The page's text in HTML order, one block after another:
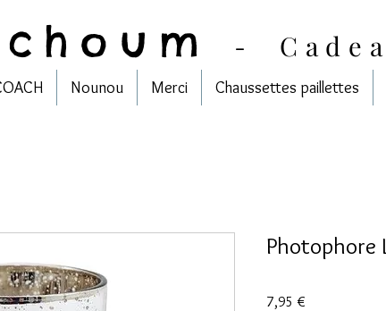
Nounou Merci Chaussettes paillettes
-
Photophore
7,95 €